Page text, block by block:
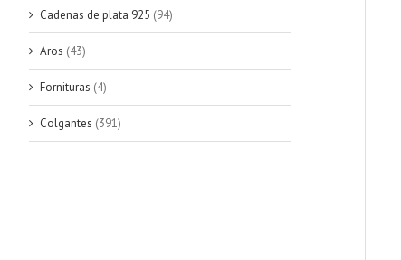
Cadenas de plata 925 (94)
Aros (43)
Fornituras (4)
Colgantes (391)